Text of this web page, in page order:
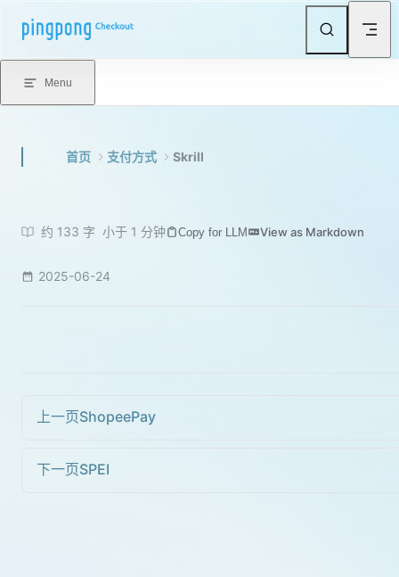
Skip to content
Menu
首页 支付方式 Skrill
约 133 字 小于 1 分钟 Copy for LLM View as Markdown
2025-06-24
上一页ShopeePay
下一页SPEI